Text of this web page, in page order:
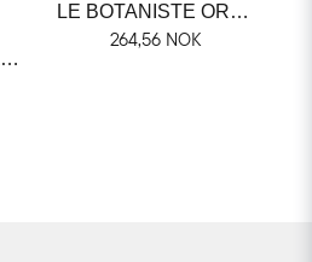
BOIS IMPÉRIAL HAND & BODY SOAP
LE BOTANISTE ORRIS FAST TVÅL
264,56 NOK